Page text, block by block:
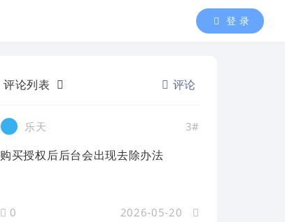
登 录
评论列表 评论
乐天 3#
购买授权后后台会出现去除办法
0 2026-05-20